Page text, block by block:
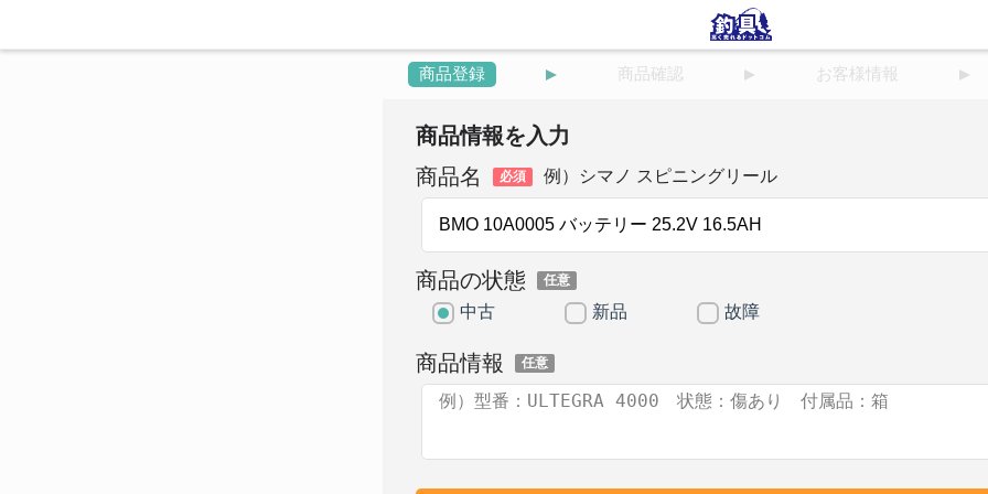
商品登録 商品確認 お客様情報
商品情報を入力
商品名
必須 例）シマノ スピニングリール
商品の状態 任意
中古 新品 故障
商品情報 任意